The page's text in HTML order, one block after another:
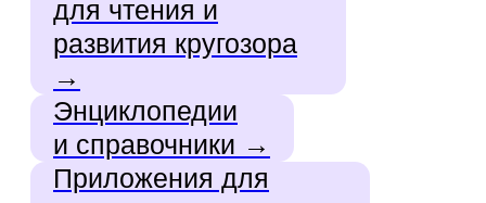
помогают детям эффективно
осваивать школьную программу,
развивать навыки, выполнять
домашнее задание и планировать
учебный процесс прямо с телефона.
В этом материале собраны
конкретные российские